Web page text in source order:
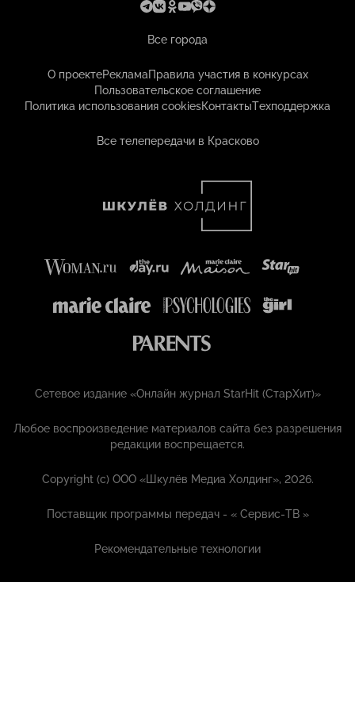
Все города
О проектеРекламаПравила участия в конкурсах
Пользовательское соглашение
Политика использования cookiesКонтактыТехподдержка
Все телепередачи в Красково
Сетевое издание «Онлайн журнал StarHit (СтарХит)»
Любое воспроизведение материалов сайта без разрешения
редакции воспрещается.
Copyright (с) ООО «Шкулёв Медиа Холдинг», 2026.
Поставщик программы передач - «Сервис-ТВ »
Рекомендательные технологии